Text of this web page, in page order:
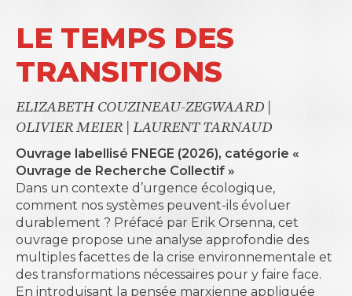
LE TEMPS DES
TRANSITIONS
ELIZABETH COUZINEAU-ZEGWAARD |
OLIVIER MEIER | LAURENT TARNAUD
Ouvrage labellisé FNEGE (2026), catégorie «
Ouvrage de Recherche Collectif »
Dans un contexte d’urgence écologique,
comment nos systèmes peuvent-ils évoluer
durablement ? Préfacé par Erik Orsenna, cet
ouvrage propose une analyse approfondie des
multiples facettes de la crise environnementale et
des transformations nécessaires pour y faire face.
En introduisant la pensée marxienne appliquée